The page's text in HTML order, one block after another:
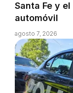
Santa Fe y
automóvil
agosto 7, 2026